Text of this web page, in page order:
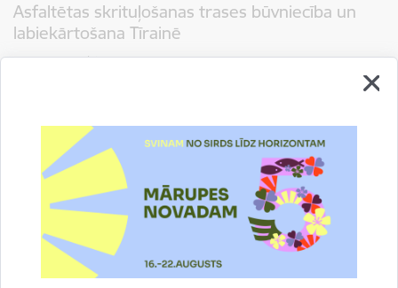
Asfaltētas skrituļošanas trases būvniecība un
labiekārtošana Tīrainē
Statuss:Noslēdzies
05.05.2026. 4. maijā Tīrainē svinīgi atklāta jaunā skrituļošanas
trase Atzīmējot Latvijas Republikas Neatkarības atjaunošanas
dienu, 4. maijā Tīraines BMX aktīvās atpūtas parka teritorijā
(Lapiņu dambī 21) svinīgi atklāts jauns sporta…